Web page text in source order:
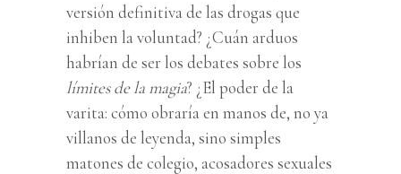
versión definitiva de las drogas que
inhiben la voluntad? ¿Cuán arduos
habrían de ser los debates sobre los
límites de la magia? ¿El poder de la
varita: cómo obraría en manos de, no ya
villanos de leyenda, sino simples
matones de colegio, acosadores sexuales